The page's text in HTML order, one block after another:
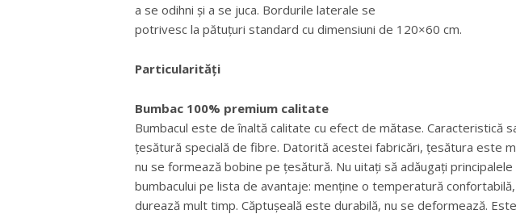
a se odihni și a se juca. Bordurile laterale se
potrivesc la pătuțuri standard cu dimensiuni de 120×60 cm.
Particularități
Bumbac 100% premium calitate
Bumbacul este de înaltă calitate cu efect de mătase. Caracteristică
țesătură specială de fibre. Datorită acestei fabricări, țesătura este
nu se formează bobine pe țesătură. Nu uitați să adăugați
bumbacului pe lista de avantaje: menține o temperatură
durează mult timp. Căptușeală este durabilă, nu se deformează.